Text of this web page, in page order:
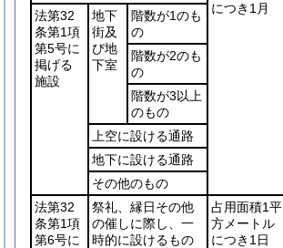
につき1月
法第32
条第1項
第5号に
掲げる
施設
地下
街及
び地
下室
階数が1のも
の
階数が2のも
の
階数が3以上
のもの
上空に設ける通路
地下に設ける通路
その他のもの
法第32
条第1項
第6号に
祭礼、縁日その他
の催しに際し、一
時的に設けるもの
占用面積1平
方メートル
につき1日